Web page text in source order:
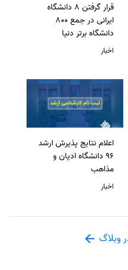
قرار گرفتن 8 دانشگاه
ایرانی در جمع 800
دانشگاه برتر دنیا
اخبار
اعلام نتایج پذیرش ارشد
96 دانشگاه ادیان و
مذاهب
اخبار
وبلاگ